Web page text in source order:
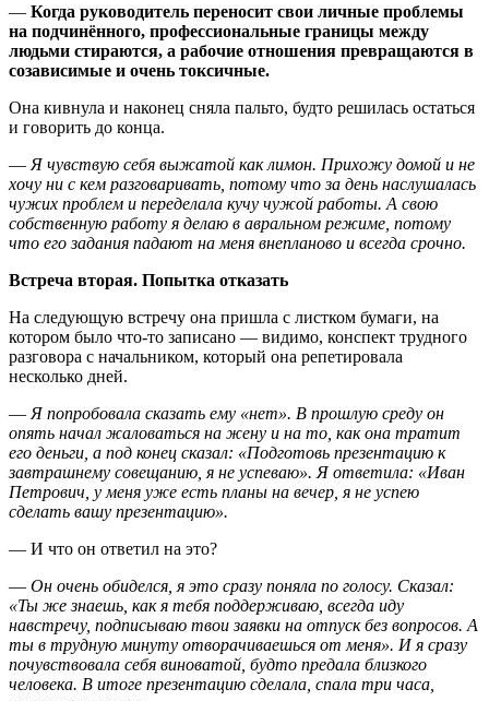
— Когда руководитель переносит свои личные проблемы
на подчинённого, профессиональные границы между
людьми стираются, а рабочие отношения превращаются в
созависимые и очень токсичные.
Она кивнула и наконец сняла пальто, будто решилась остаться
и говорить до конца.
— Я чувствую себя выжатой как лимон. Прихожу домой и не
хочу ни с кем разговаривать, потому что за день наслушалась
чужих проблем и переделала кучу чужой работы. А свою
собственную работу я делаю в авральном режиме, потому
что его задания падают на меня внепланово и всегда срочно.
Встреча вторая. Попытка отказать
На следующую встречу она пришла с листком бумаги, на
котором было что-то записано — видимо, конспект трудного
разговора с начальником, который она репетировала
несколько дней.
— Я попробовала сказать ему «нет». В прошлую среду он
опять начал жаловаться на жену и на то, как она тратит
его деньги, а под конец сказал: «Подготовь презентацию к
завтрашнему совещанию, я не успеваю». Я ответила: «Иван
Петрович, у меня уже есть планы на вечер, я не успею
сделать вашу презентацию».
— И что он ответил на это?
— Он очень обиделся, я это сразу поняла по голосу. Сказал:
«Ты же знаешь, как я тебя поддерживаю, всегда иду
навстречу, подписываю твои заявки на отпуск без вопросов. А
ты в трудную минуту отворачиваешься от меня». И я сразу
почувствовала себя виноватой, будто предала близкого
человека. В итоге презентацию сделала, спала три часа,